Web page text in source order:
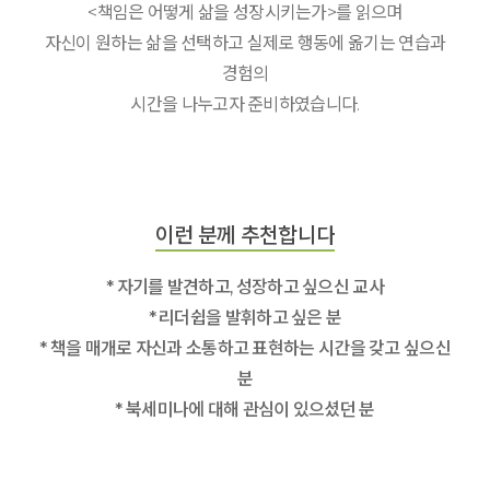
<책임은 어떻게 삶을 성장시키는가>를 읽으며
자신이 원하는 삶을 선택하고 실제로 행동에 옮기는 연습과
경험의
시간을 나누고자 준비하였습니다.
이런 분께 추천합니다
* 자기를 발견하고, 성장하고 싶으신 교사
* 리더쉽을 발휘하고 싶은 분
* 책을 매개로 자신과 소통하고 표현하는 시간을 갖고 싶으신
분
* 북세미나에 대해 관심이 있으셨던 분